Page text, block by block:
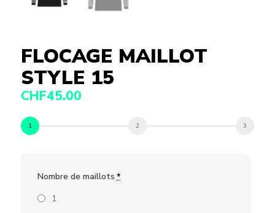
FLOCAGE MAILLOT
STYLE 15
CHF45.00
Nombre de maillots *
1